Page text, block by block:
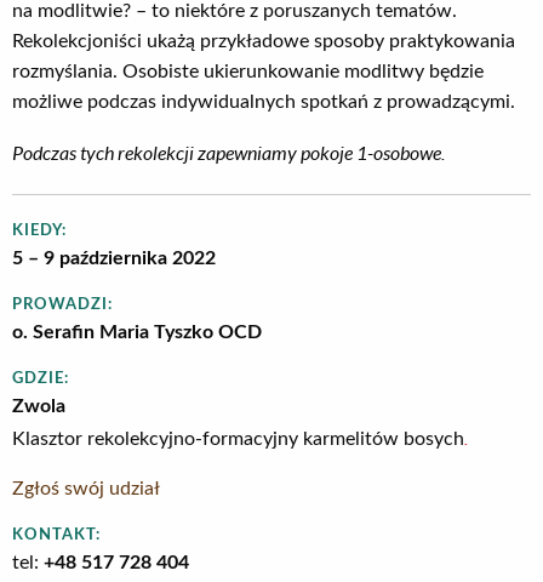
na modlitwie? – to niektóre z poruszanych tematów.
Rekolekcjoniści ukażą przykładowe sposoby praktykowania
rozmyślania. Osobiste ukierunkowanie modlitwy będzie
możliwe podczas indywidualnych spotkań z prowadzącymi.
Podczas tych rekolekcji zapewniamy pokoje 1-osobowe.
KIEDY:
5 – 9 października 2022
PROWADZI:
o. Serafin Maria Tyszko OCD
GDZIE:
Zwola
Klasztor rekolekcyjno-formacyjny karmelitów bosych
Zgłoś swój udział
KONTAKT:
tel: +48 517 728 404